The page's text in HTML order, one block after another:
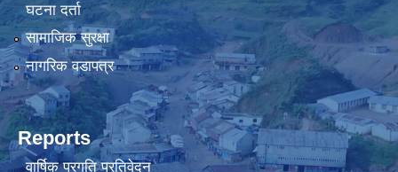
घटना दर्ता
सामाजिक सुरक्षा
नागरिक वडापत्र
Reports
वार्षिक प्रगति प्रतिवेदन